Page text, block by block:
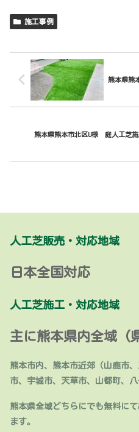
施工事例
熊本県熊
熊本県熊本市北区U様 庭人工芝
人工芝販売・対応地域
日本全国対応
人工芝施工・対応地域
主に熊本県内全域 (
熊本市内、熊本市近郊（山鹿市
市、宇城市、天草市、山都町、
熊本県全域どちらにでも無料に
ます。